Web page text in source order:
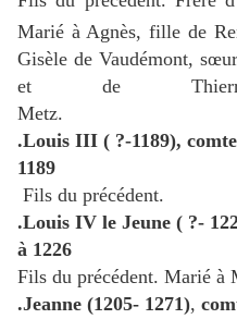
Marié à Agnès, fille de
Gisèle de Vaudémont, sœur
et de
Metz.
.Louis III ( ?-1189),
1189
Fils du précédent.
.Louis IV le Jeune ( ?-
à 1226
Fils du précédent. Marié à
.Jeanne (1205- 1271),